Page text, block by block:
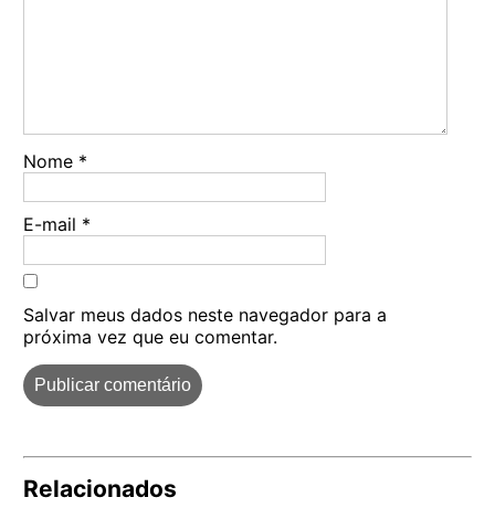
Nome *
E-mail *
Salvar meus dados neste navegador para a
próxima vez que eu comentar.
Relacionados